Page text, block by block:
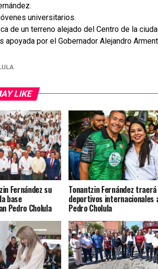
universitarios.
de un terreno alejado del Centro de la
por el Gobernador Alejandro
LIKE
Fernández su
base
Pedro Cholula
Tonantzin Fernández
deportivos internacionales
Pedro Cholula